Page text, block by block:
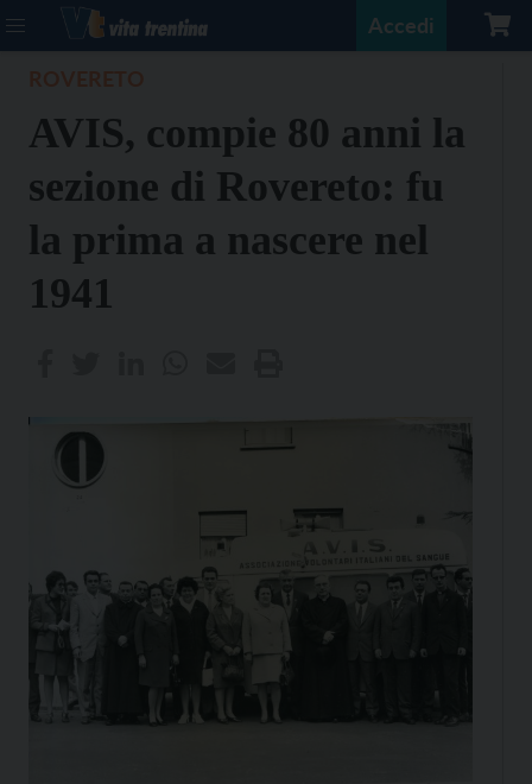
Accedi
AVIS, compie 80 anni la
sezione di Rovereto: fu
la prima a nascere nel
1941